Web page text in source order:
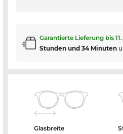
Garantierte Lieferung bis
Stunden und 34 Minuten
Glasbreite